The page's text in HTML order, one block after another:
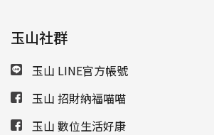
玉山社群
玉山 LINE官方帳號
玉山 招財納福喵喵
玉山 數位生活好康